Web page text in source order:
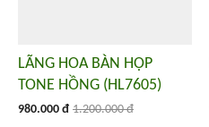
LÃNG HOA BÀN HỌP
TONE HỒNG (HL7605)
980.000 đ 1.200.000 đ